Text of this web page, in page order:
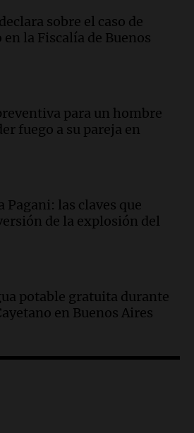
de votos
clave en la causa del
personas
sobre el caso de
la Fiscalía de Buenos
para un hombre
fuego a su pareja en
Pagani: las claves que
de la explosión del
potable gratuita durante
en Buenos Aires